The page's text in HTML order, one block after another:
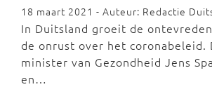
18 maart 2021 - Auteur: Redactie
In Duitsland groeit de
de onrust over het coronabeleid.
minister van Gezondheid Jens
en…